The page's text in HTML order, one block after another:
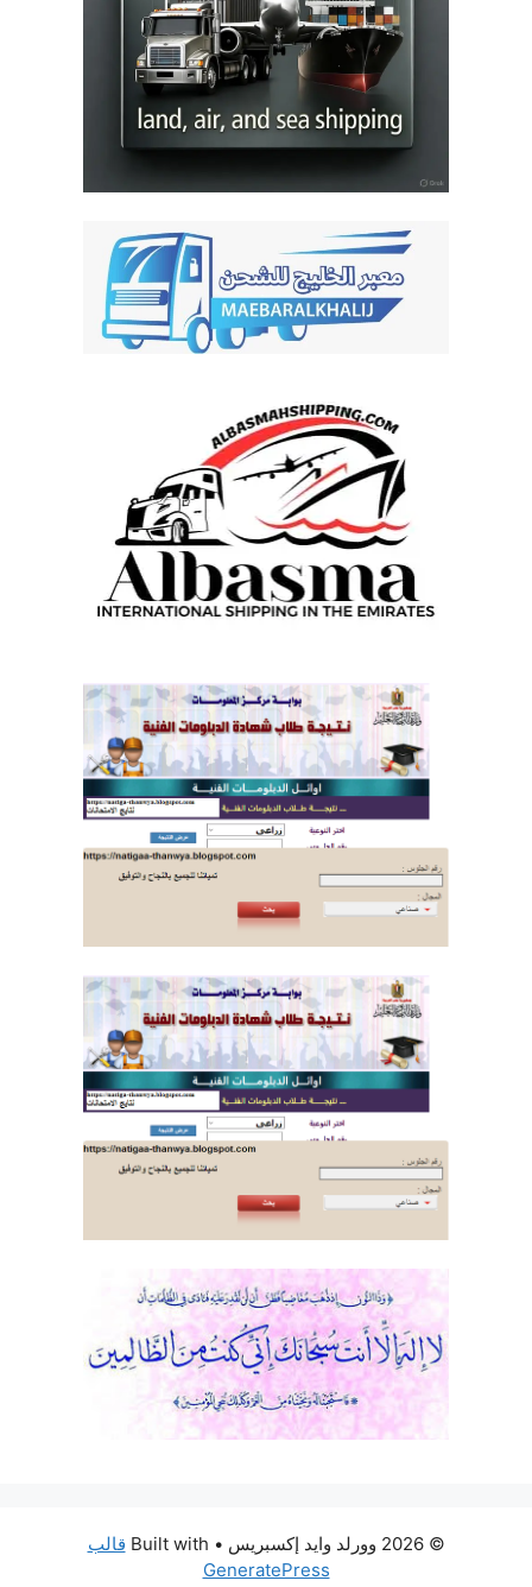
© 2026 وورلد وايد إكسبريس • Built with
قالب
GeneratePress